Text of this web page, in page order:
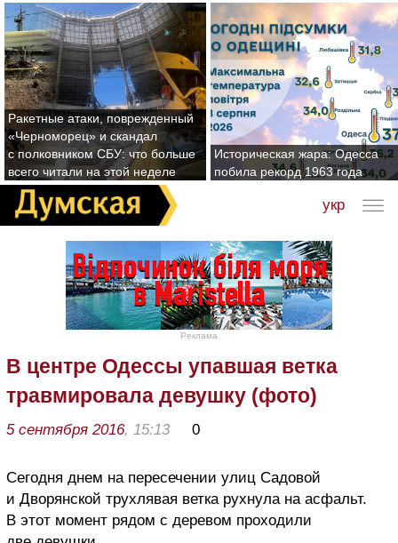
Ракетные атаки, поврежденный
«Черноморец» и скандал
с полковником СБУ: что больше
всего читали на этой неделе
Историческая жара: Одесса
побила рекорд 1963 года
укр
Реклама
В центре Одессы упавшая ветка
травмировала девушку (фото)
5 сентября 2016, 15:13 0
Сегодня днем на пересечении улиц Садовой
и Дворянской трухлявая ветка рухнула на асфальт.
В этот момент рядом с деревом проходили